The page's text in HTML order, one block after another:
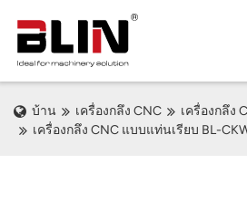
บ้าน เครื่องกลึง CNC
เครื่องกลึง
เครื่องกลึง CNC แบบแท่นเรียบ BL-